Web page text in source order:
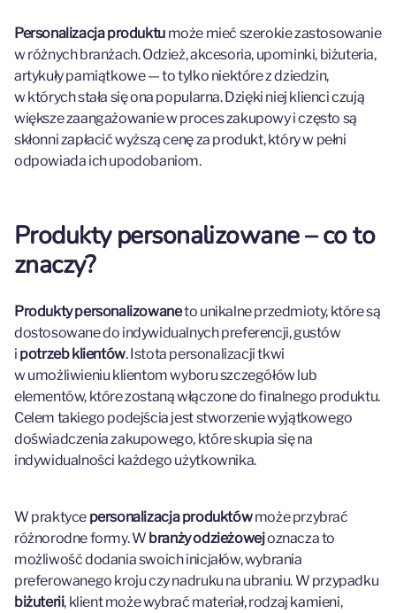
Personalizacja produktumoże mieć szerokie zastosowanie
w różnych branżach. Odzież, akcesoria, upominki, biżuteria,
artykuły pamiątkowe — to tylko niektóre z dziedzin,
w których stała się ona popularna. Dzięki niej klienci czują
większe zaangażowanie w proces zakupowy i często są
skłonni zapłacić wyższą cenę za produkt, który w pełni
odpowiada ich upodobaniom.
Produkty personalizowane – co to
znaczy?
Produkty personalizowaneto unikalne przedmioty, które są
dostosowane do indywidualnych preferencji, gustów
i potrzeb klientów. Istota personalizacji tkwi
w umożliwieniu klientom wyboru szczegółów lub
elementów, które zostaną włączone do finalnego produktu.
Celem takiego podejścia jest stworzenie wyjątkowego
doświadczenia zakupowego, które skupia się na
indywidualności każdego użytkownika.
W praktyce personalizacja produktówmoże przybrać
różnorodne formy. W branży odzieżowejoznacza to
możliwość dodania swoich inicjałów, wybrania
preferowanego kroju czy nadruku na ubraniu. W przypadku
biżuterii, klient może wybrać materiał, rodzaj kamieni,